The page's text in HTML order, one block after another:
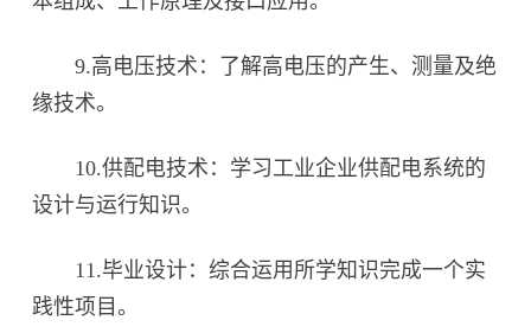
9.高电压技术：了解高电压的产生、测量及绝
缘技术。
10.供配电技术：学习工业企业供配电系统的
设计与运行知识。
11.毕业设计：综合运用所学知识完成一个实
践性项目。